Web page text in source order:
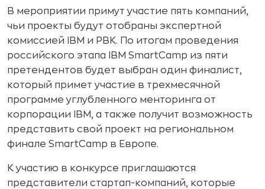
В мероприятии примут участие пять компаний,
чьи проекты будут отобраны экспертной
комиссией IBM и РВК. По итогам проведения
российского этапа IBM SmartCamp из пяти
претендентов будет выбран один финалист,
который примет участие в трехмесячной
программе углубленного менторинга от
корпорации IBM, а также получит возможность
представить свой проект на региональном
финале SmartCamp в Европе.
К участию в конкурсе приглашаются
представители стартап-компаний, которые